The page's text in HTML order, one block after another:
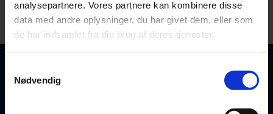
analysepartnere. Vores partnere kan kombinere disse
data med andre oplysninger, du har givet dem, eller som
de har indsamlet fra din brug af deres tjenester.
Nødvendig
Tilmeld dig vores
nyhedsbrev